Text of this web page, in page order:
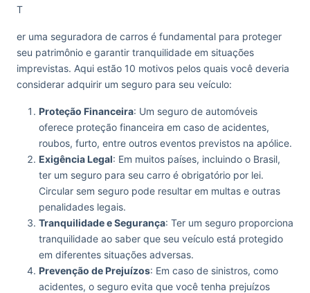
T
er uma seguradora de carros é fundamental para proteger
seu patrimônio e garantir tranquilidade em situações
imprevistas. Aqui estão 10 motivos pelos quais você deveria
considerar adquirir um seguro para seu veículo:
Proteção Financeira: Um seguro de automóveis
oferece proteção financeira em caso de acidentes,
roubos, furto, entre outros eventos previstos na apólice.
Exigência Legal: Em muitos países, incluindo o Brasil,
ter um seguro para seu carro é obrigatório por lei.
Circular sem seguro pode resultar em multas e outras
penalidades legais.
Tranquilidade e Segurança: Ter um seguro proporciona
tranquilidade ao saber que seu veículo está protegido
em diferentes situações adversas.
Prevenção de Prejuízos: Em caso de sinistros, como
acidentes, o seguro evita que você tenha prejuízos